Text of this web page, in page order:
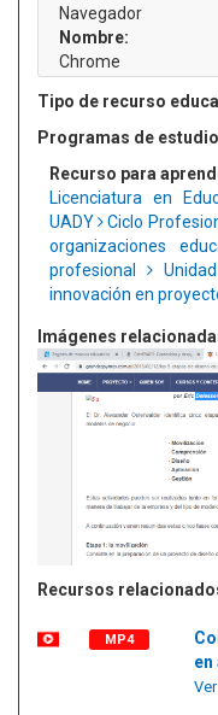
Navegador
Nombre:
Chrome
Tipo de recurso
Programas de
Recurso para
Licenciatura en
UADY
Ciclo
organizaciones
profesional
innovación en
Imágenes
Recursos
MP4
en